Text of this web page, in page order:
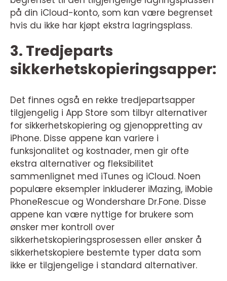
på din iCloud-konto, som kan være begrenset
hvis du ikke har kjøpt ekstra lagringsplass.
3. Tredjeparts
sikkerhetskopieringsapper:
Det finnes også en rekke tredjepartsapper
tilgjengelig i App Store som tilbyr alternativer
for sikkerhetskopiering og gjenoppretting av
iPhone. Disse appene kan variere i
funksjonalitet og kostnader, men gir ofte
ekstra alternativer og fleksibilitet
sammenlignet med iTunes og iCloud. Noen
populære eksempler inkluderer iMazing, iMobie
PhoneRescue og Wondershare Dr.Fone. Disse
appene kan være nyttige for brukere som
ønsker mer kontroll over
sikkerhetskopieringsprosessen eller ønsker å
sikkerhetskopiere bestemte typer data som
ikke er tilgjengelige i standard alternativer.